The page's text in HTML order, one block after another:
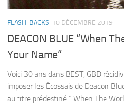
FLASH-BACKS 10 DÉCEMBRE 2019
DEACON BLUE “When
Your Name”
Voici 30 ans dans BEST, GBD
imposer les Écossais de Deacon
au titre prédestiné “ When The